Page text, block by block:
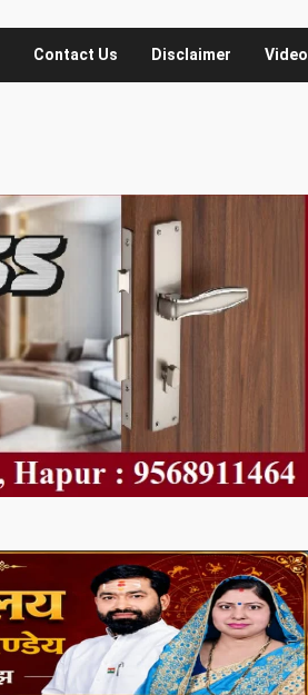
Contact Us Disclaimer Video